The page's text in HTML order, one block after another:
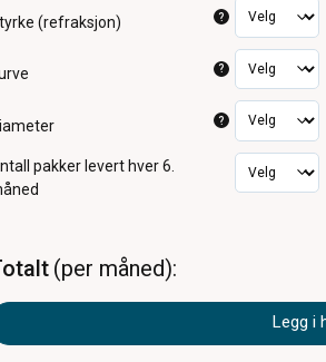
(refraksjon) ?
?
?
pakker levert hver 6.
per måned
Legg i